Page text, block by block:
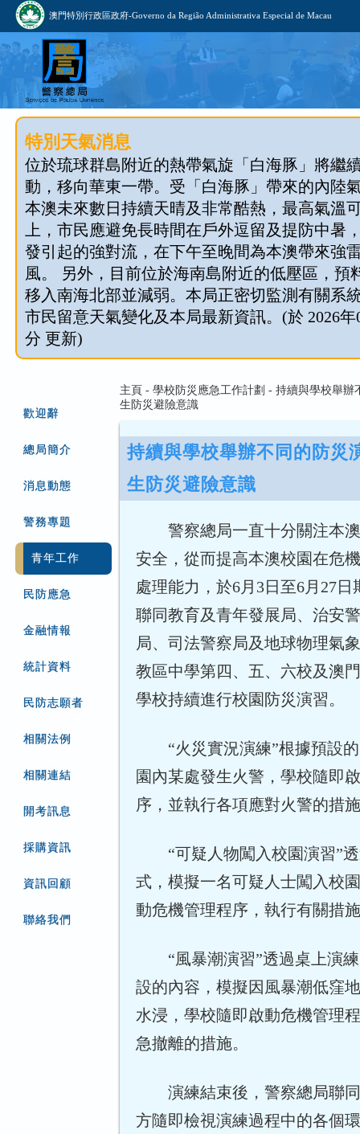
澳門特別行政區政府-Governo da Região Administrativa Especial de Macau
特別天氣消息
位於琉球群島附近的熱帶氣旋「白海豚」將繼
動，移向華東一帶。受「白海豚」帶來的內陸
本澳未來數日持續天晴及非常酷熱，最高氣溫
上，市民應避免長時間在戶外逗留及提防中暑
發引起的強對流，在下午至晚間為本澳帶來強
風。 另外，目前位於海南島附近的低壓區，預
移入南海北部並減弱。本局正密切監測有關系
市民留意天氣變化及本局最新資訊。(於 2026年
分 更新)
歡迎辭
總局簡介
消息動態
警務專題
青年工作
民防應急
金融情報
統計資料
民防志願者
相關法例
相關連結
開考訊息
採購資訊
資訊回顧
聯絡我們
主頁 - 學校防災應急工作計劃 - 持續與學校舉辦
生防災避險意識
持續與學校舉辦不同的防災
生防災避險意識
警察總局一直十分關注本
安全，從而提高本澳校園在危
處理能力，於6月3日至6月27
聯同教育及青年發展局、治安
局、司法警察局及地球物理氣
教區中學第四、五、六校及澳
學校持續進行校園防災演習。
“火災實況演練”根據預設
園內某處發生火警，學校隨即
序，並執行各項應對火警的措
“可疑人物闖入校園演習”
式，模擬一名可疑人士闖入校
動危機管理程序，執行有關措
“風暴潮演習”透過桌上演
設的內容，模擬因風暴潮低窪
水浸，學校隨即啟動危機管理
急撤離的措施。
演練結束後，警察總局聯
方隨即檢視演練過程中的各個